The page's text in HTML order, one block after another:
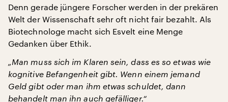
Denn gerade jüngere Forscher werden in der prekären
Welt der Wissenschaft sehr oft nicht fair bezahlt. Als
Biotechnologe macht sich Esvelt eine Menge
Gedanken über Ethik.
„Man muss sich im Klaren sein, dass es so etwas wie
kognitive Befangenheit gibt. Wenn einem jemand
Geld gibt oder man ihm etwas schuldet, dann
behandelt man ihn auch gefälliger.“